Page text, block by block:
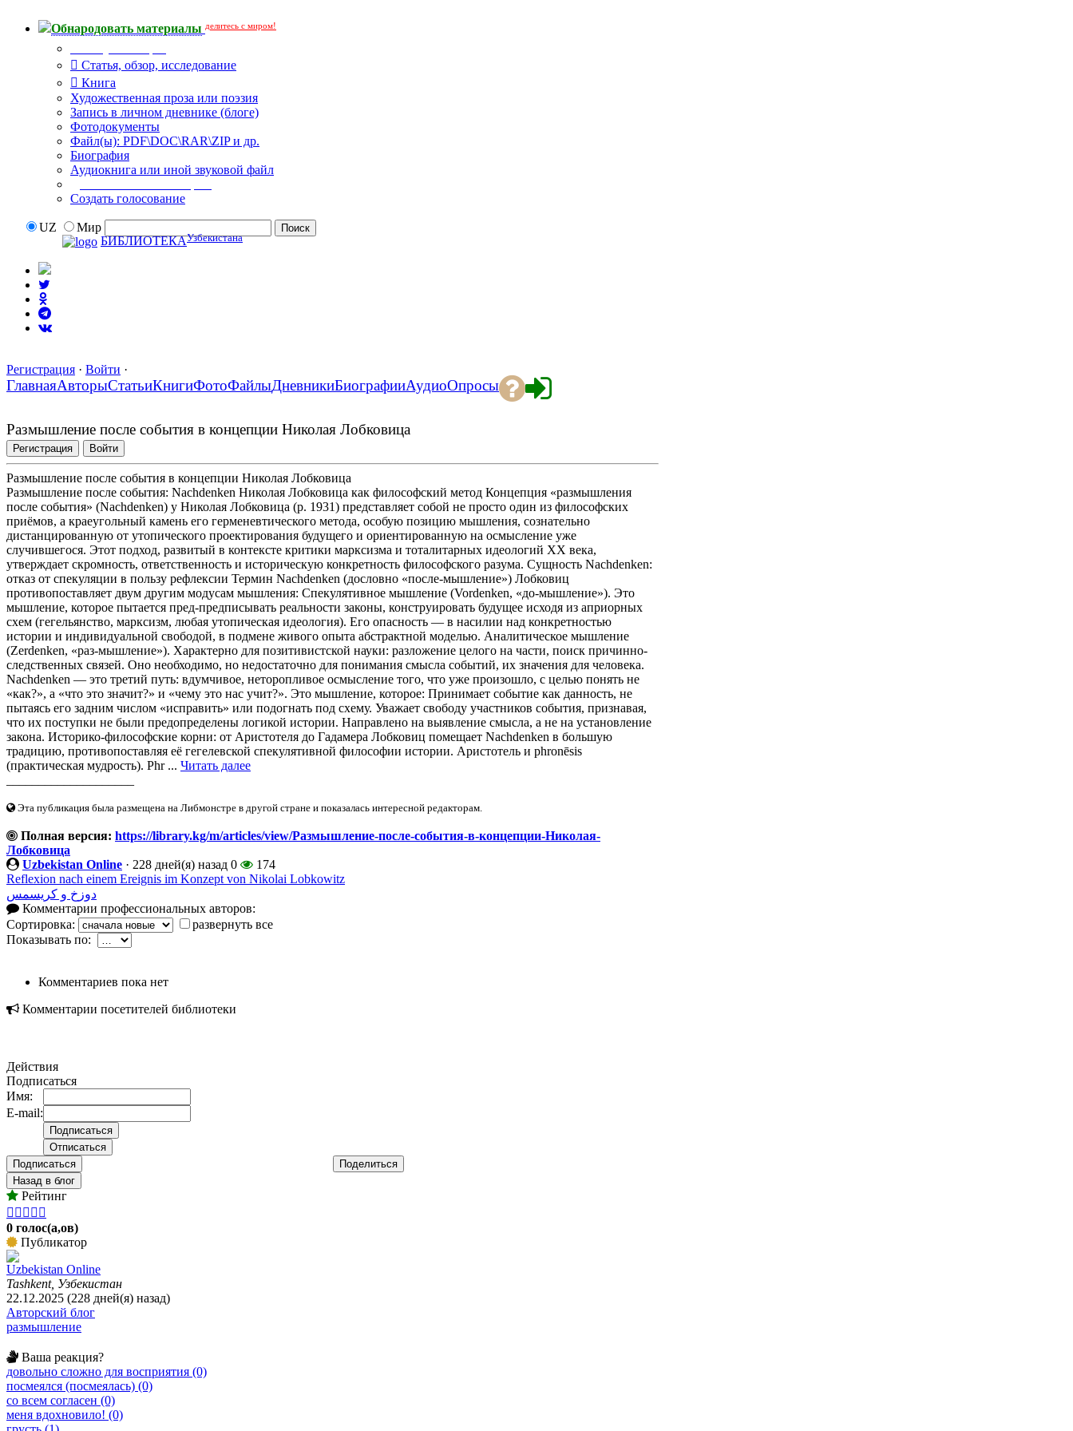
Обнародовать материалы делитесь с миром!
Статья, обзор, исследование
Книга
Художественная проза или поэзия
Запись в личном дневнике (блоге)
Фотодокументы
Файл(ы): PDF\DOC\RAR\ZIP и др.
Биография
Аудиокнига или иной звуковой файл
Создать голосование
UZ
Мир
БИБЛИОТЕКАУзбекистана
Регистрация · Войти ·
ГлавнаяАвторыСтатьиКнигиФотоФайлыДневникиБиографииАудиоОпросы
Размышление после события в концепции Николая Лобковица
Регистрация Войти
Размышление после события в концепции Николая Лобковица
Размышление после события: Nachdenken Николая Лобковица как философский метод Концепция «размышления
после события» (Nachdenken) у Николая Лобковица (р. 1931) представляет собой не просто один из философских
приёмов, а краеугольный камень его герменевтического метода, особую позицию мышления, сознательно
дистанцированную от утопического проектирования будущего и ориентированную на осмысление уже
случившегося. Этот подход, развитый в контексте критики марксизма и тоталитарных идеологий XX века,
утверждает скромность, ответственность и историческую конкретность философского разума. Сущность Nachdenken:
отказ от спекуляции в пользу рефлексии Термин Nachdenken (дословно «после-мышление») Лобковиц
противопоставляет двум другим модусам мышления: Спекулятивное мышление (Vordenken, «до-мышление»). Это
мышление, которое пытается пред-предписывать реальности законы, конструировать будущее исходя из априорных
схем (гегельянство, марксизм, любая утопическая идеология). Его опасность — в насилии над конкретностью
истории и индивидуальной свободой, в подмене живого опыта абстрактной моделью. Аналитическое мышление
(Zerdenken, «раз-мышление»). Характерно для позитивистской науки: разложение целого на части, поиск причинно-
следственных связей. Оно необходимо, но недостаточно для понимания смысла событий, их значения для человека.
Nachdenken — это третий путь: вдумчивое, неторопливое осмысление того, что уже произошло, с целью понять не
«как?», а «что это значит?» и «чему это нас учит?». Это мышление, которое: Принимает событие как данность, не
пытаясь его задним числом «исправить» или подогнать под схему. Уважает свободу участников события, признавая,
что их поступки не были предопределены логикой истории. Направлено на выявление смысла, а не на установление
закона. Историко-философские корни: от Аристотеля до Гадамера Лобковиц помещает Nachdenken в большую
традицию, противопоставляя её гегелевской спекулятивной философии истории. Аристотель и phronēsis
(практическая мудрость). Phr ... Читать далее
Эта публикация была размещена на Либмонстре в другой стране и показалась интересной редакторам.
Полная версия: https://library.kg/m/articles/view/Размышление-после-события-в-концепции-Николая-
Лобковица
Uzbekistan Online · 228 дней(я) назад 0
174
Reflexion nach einem Ereignis im Konzept von Nikolai Lobkowitz
دوزخ و کریسمس
Комментарии профессиональных авторов:
Сортировка:
развернуть все
Показывать по:
Комментариев пока нет
Комментарии посетителей библиотеки
Действия
Подписаться
Имя:
E-mail:
Подписаться
Поделиться
Назад в блог
Рейтинг
    
0 голос(а,ов)
Публикатор
Uzbekistan Online
Tashkent, Узбекистан
22.12.2025 (228 дней(я) назад)
Авторский блог
размышление
Ваша реакция?
довольно сложно для восприятия (0)
посмеялся (посмеялась) (0)
со всем согласен (0)
меня вдохновило! (0)